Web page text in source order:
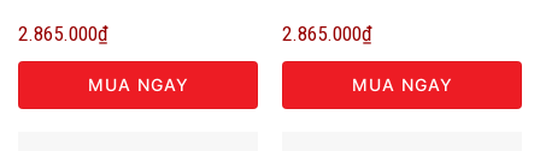
2.865.000₫
MUA NGAY
2.865.000₫
MUA NGAY